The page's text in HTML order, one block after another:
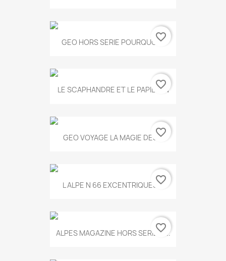
GEO HORS SERIE POURQUOI...
favorite_border
LE SCAPHANDRE ET LE PAPILLON
favorite_border
GEO VOYAGE LA MAGIE DES...
favorite_border
L ALPE N 66 EXCENTRIQUES...
favorite_border
ALPES MAGAZINE HORS SERIE N...
favorite_border